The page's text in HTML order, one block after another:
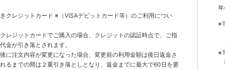
クレジットカード ※（VISAデビットカード等） のご利用につい
レジットカードでご購入の場合、クレジットの認証時点で、ご指
金が引き落とされます。
に注文内容が変更になった場合、変更前の利用金額は後日返金さ
るまでの間は２重引き落としとなり、返金までに最大で60日を要